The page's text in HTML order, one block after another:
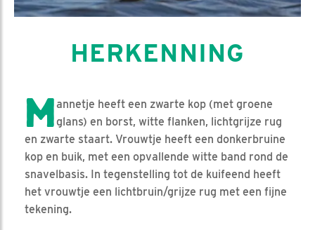
HERKENNING
M annetje heeft een zwarte kop (met groene
glans) en borst, witte flanken, lichtgrijze rug
en zwarte staart. Vrouwtje heeft een donkerbruine
kop en buik, met een opvallende witte band rond de
snavelbasis. In tegenstelling tot de kuifeend heeft
het vrouwtje een lichtbruin/grijze rug met een fijne
tekening.